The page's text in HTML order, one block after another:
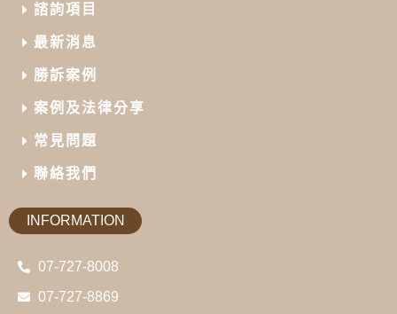
諮詢項目
最新消息
勝訴案例
案例及法律分享
常見問題
聯絡我們
INFORMATION
07-727-8008
07-727-8869